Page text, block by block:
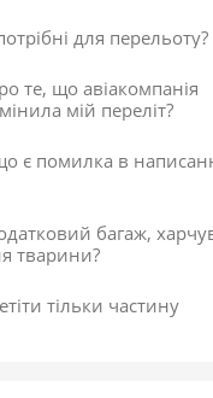
для перельоту?
те, що авіакомпанія
мій переліт?
є помилка в
багаж,
тварини?
тільки частину